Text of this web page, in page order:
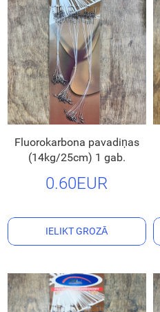
Fluorokarbona pavadiņas
(14kg/25cm) 1 gab.
0.60EUR
IELIKT GROZĀ